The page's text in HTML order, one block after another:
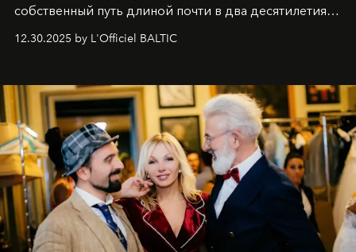
собственный путь длиной почти в два десятилетия.
души говорим спасибо каждому, кто был с нами все
самыми искренними пожеланиями и теплом, ваша
командаL’Officiel Baltic .
12.30.2025 by L'Officiel BALTIC